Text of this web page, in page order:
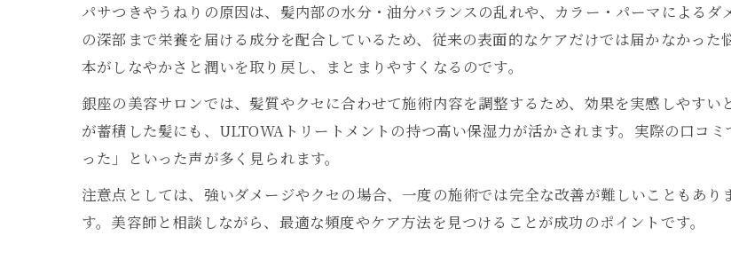
自然なツヤ髪へ導くULTOWAトリートメント
ULTOWAトリートメントの持続的な効果を検証
専門技術が生み出す髪質改善の違いを体感
一度の施術で実感する髪質改善の持続力
一度で分かるULTOWAトリートメントの持続
髪質改善の持続力を高めるULTOWAトリートメ
パサつきやうねりの原因は、髪内部の水分・油分バランスの乱れや、カラー・パーマによる
の深部まで栄養を届ける成分を配合しているため、従来の表面的なケアだけでは届かなかっ
本がしなやかさと潤いを取り戻し、まとまりやすくなるのです。
銀座の美容サロンでは、髪質やクセに合わせて施術内容を調整するため、効果を実感しやす
が蓄積した髪にも、ULTOWAトリートメントの持つ高い保湿力が活かされます。実際の口コ
った」といった声が多く見られます。
注意点としては、強いダメージやクセの場合、一度の施術では完全な改善が難しいこともあ
す。美容師と相談しながら、最適な頻度やケア方法を見つけることが成功のポイントです。